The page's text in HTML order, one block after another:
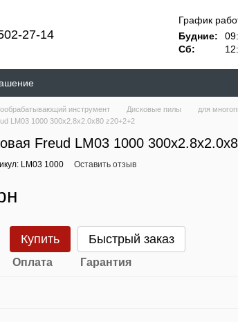
27-14
График
Будние:
Сб:
инструмент Дисковые пилы
для
LM03 1000 300х2.8х2.0х80 z20+2+2
Freud LM03 1000
LM03 1000 Оставить отзыв
Купить Быстрый заказ
Оплата Гарантия